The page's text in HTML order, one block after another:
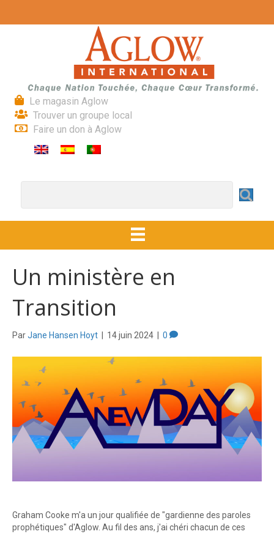
Le magasin Aglow
Trouver un groupe local
Faire un don à Aglow
Un ministère en
Transition
ParJane Hansen Hoyt 14 juin 2024 0
Graham Cooke m'a un jour qualifiée de "gardienne des paroles
prophétiques" d'Aglow. Au fil des ans, j'ai chéri chacun de ces